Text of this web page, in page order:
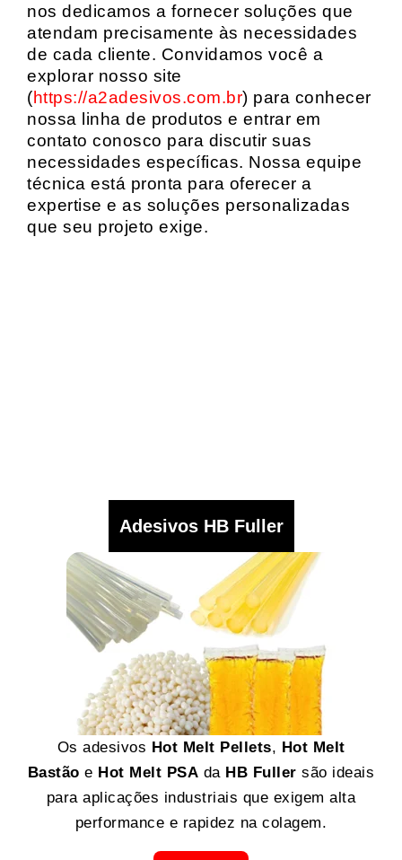
nos dedicamos a fornecer soluções que
atendam precisamente às necessidades
de cada cliente. Convidamos você a
explorar nosso site
(https://a2adesivos.com.br) para conhecer
nossa linha de produtos e entrar em
contato conosco para discutir suas
necessidades específicas. Nossa equipe
técnica está pronta para oferecer a
expertise e as soluções personalizadas
que seu projeto exige.
Adesivos HB Fuller
Os adesivos Hot Melt Pellets, Hot Melt
Bastão e Hot Melt PSA da HB Fuller são ideais
para aplicações industriais que exigem alta
performance e rapidez na colagem.